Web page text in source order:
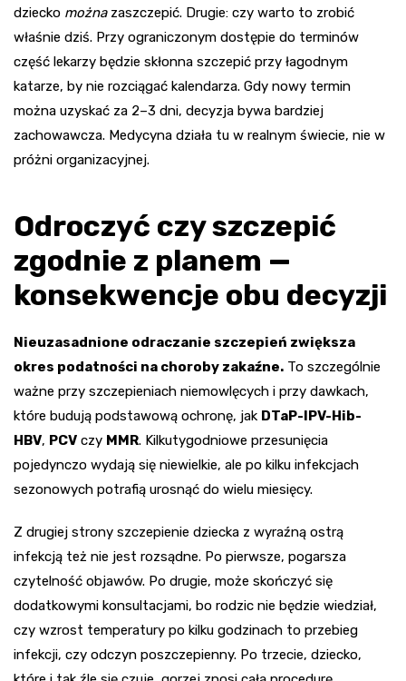
dziecko możnazaszczepić. Drugie: czy warto to zrobić
właśnie dziś. Przy ograniczonym dostępie do terminów
część lekarzy będzie skłonna szczepić przy łagodnym
katarze, by nie rozciągać kalendarza. Gdy nowy termin
można uzyskać za 2–3 dni, decyzja bywa bardziej
zachowawcza. Medycyna działa tu w realnym świecie, nie w
próżni organizacyjnej.
Odroczyć czy szczepić
zgodnie z planem —
konsekwencje obu decyzji
Nieuzasadnione odraczanie szczepień zwiększa
okres podatności na choroby zakaźne. To szczególnie
ważne przy szczepieniach niemowlęcych i przy dawkach,
które budują podstawową ochronę, jak DTaP-IPV-Hib-
HBV, PCV czy MMR. Kilkutygodniowe przesunięcia
pojedynczo wydają się niewielkie, ale po kilku infekcjach
sezonowych potrafią urosnąć do wielu miesięcy.
Z drugiej strony szczepienie dziecka z wyraźną ostrą
infekcją też nie jest rozsądne. Po pierwsze, pogarsza
czytelność objawów. Po drugie, może skończyć się
dodatkowymi konsultacjami, bo rodzic nie będzie wiedział,
czy wzrost temperatury po kilku godzinach to przebieg
infekcji, czy odczyn poszczepienny. Po trzecie, dziecko,